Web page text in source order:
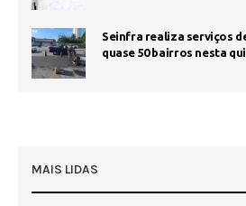
Seinfra realiza serviços
quase 50 bairros nesta
MAIS LIDAS